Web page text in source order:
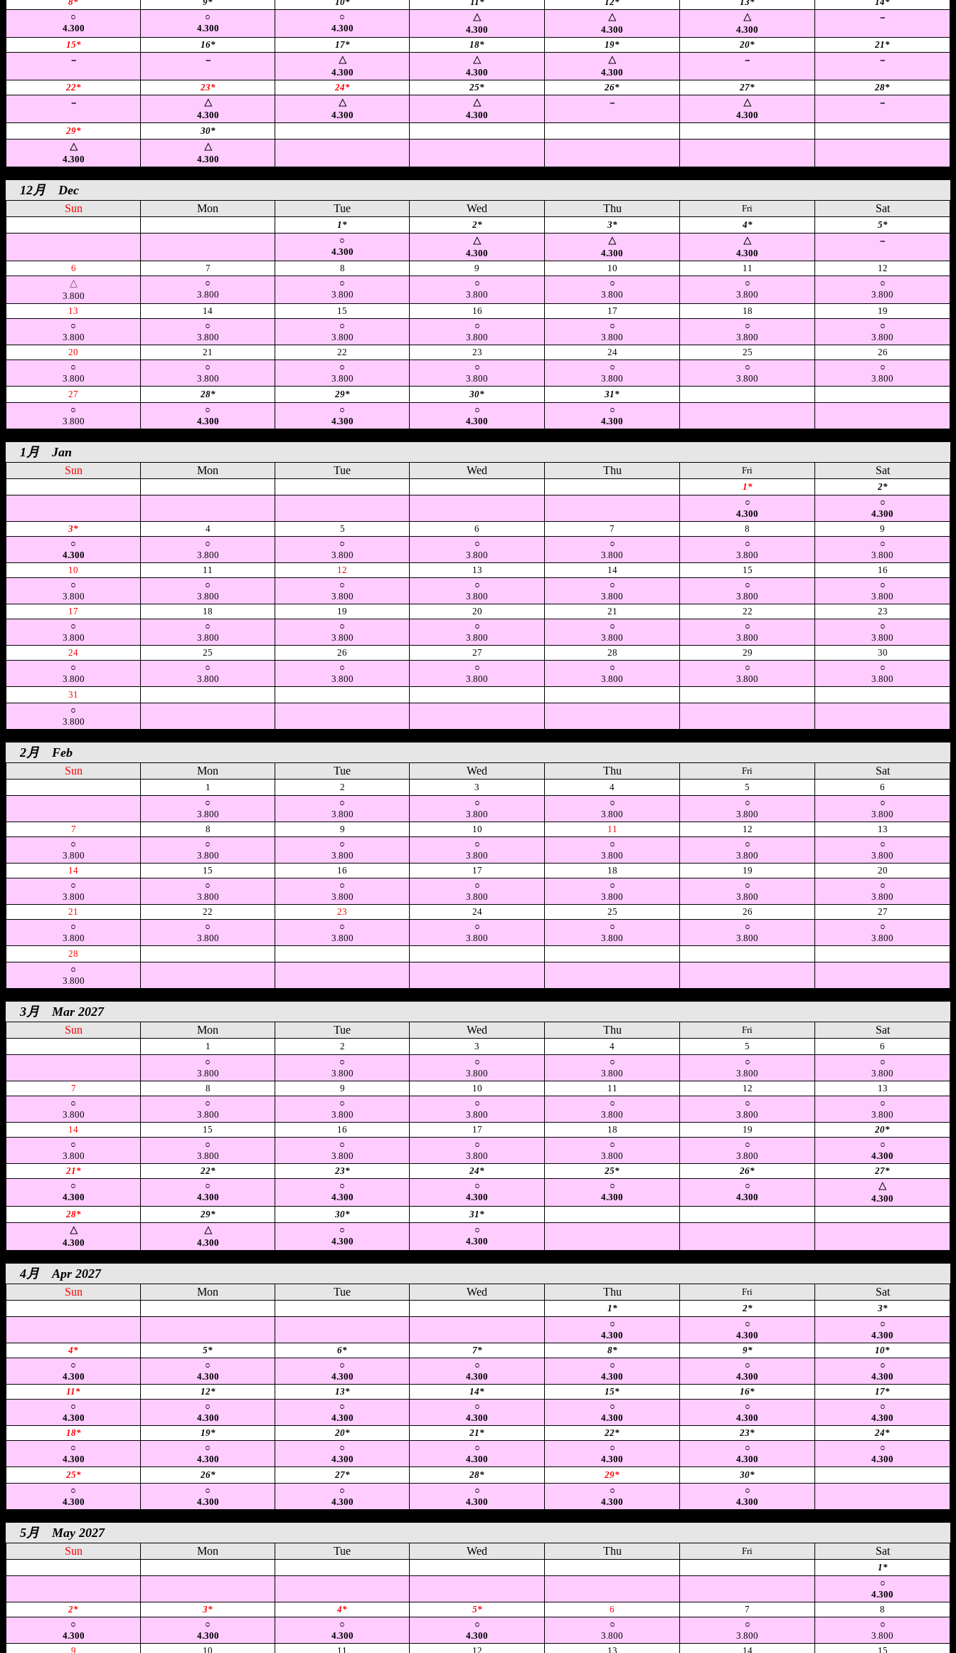
○
4.300
○
4.300
○
4.300
△
4.300
△
4.300
△
4.300
－
15* 16* 17* 18* 19* 20*
21*
－
－
△
4.300
△
4.300
△
4.300
－ －
22* 23* 24* 25* 26* 27*
28*
－
△
4.300
△
4.300
△
4.300
－
△
4.300
－
29* 30*
△
4.300
△
4.300
12月 Dec
Sun Mon Tue Wed Thu Fri Sat
1* 2* 3* 4*
5*
○
4.300
△
4.300
△
4.300
△
4.300
－
6 7 8 9 10 11
12
△
3.800
○
3.800
○
3.800
○
3.800
○
3.800
○
3.800
○
3.800
13
14 15 16 17 18
19
○
3.800
○
3.800
○
3.800
○
3.800
○
3.800
○
3.800
○
3.800
20
21 22 23 24 25
26
○
3.800
○
3.800
○
3.800
○
3.800
○
3.800
○
3.800
○
3.800
27
28* 29* 30* 31*
○
3.800
○
4.300
○
4.300
○
4.300
○
4.300
1月 Jan
Sun Mon Tue Wed Thu Fri Sat
1*
2*
○
4.300
○
4.300
3*
4 5 6 7 8
9
○
4.300
○
3.800
○
3.800
○
3.800
○
3.800
○
3.800
○
3.800
10
11 12 13 14 15
16
○
3.800
○
3.800
○
3.800
○
3.800
○
3.800
○
3.800
○
3.800
17
18 19 20 21 22
23
○
3.800
○
3.800
○
3.800
○
3.800
○
3.800
○
3.800
○
3.800
24
25 26 27 28 29
30
○
3.800
○
3.800
○
3.800
○
3.800
○
3.800
○
3.800
○
3.800
31
○
3.800
2月 Feb
Sun Mon Tue Wed Thu Fri Sat
1 2 3 4 5
6
○
3.800
○
3.800
○
3.800
○
3.800
○
3.800
○
3.800
7
8 9 10 11 12
13
○
3.800
○
3.800
○
3.800
○
3.800
○
3.800
○
3.800
○
3.800
14
15 16 17 18 19
20
○
3.800
○
3.800
○
3.800
○
3.800
○
3.800
○
3.800
○
3.800
21
22 23 24 25 26
27
○
3.800
○
3.800
○
3.800
○
3.800
○
3.800
○
3.800
○
3.800
28
○
3.800
3月 Mar 2027
Sun Mon Tue Wed Thu Fri Sat
1 2 3 4 5
6
○
3.800
○
3.800
○
3.800
○
3.800
○
3.800
○
3.800
7
8 9 10 11 12
13
○
3.800
○
3.800
○
3.800
○
3.800
○
3.800
○
3.800
○
3.800
14
15 16 17 18 19
20*
○
3.800
○
3.800
○
3.800
○
3.800
○
3.800
○
3.800
○
4.300
21*
22* 23* 24* 25* 26*
27*
○
4.300
○
4.300
○
4.300
○
4.300
○
4.300
○
4.300
△
4.300
28*
29* 30* 31*
△
4.300
△
4.300
○
4.300
○
4.300
4月 Apr 2027
Sun Mon Tue Wed Thu Fri Sat
1* 2*
3*
○
4.300
○
4.300
○
4.300
4*
5* 6* 7* 8* 9*
10*
○
4.300
○
4.300
○
4.300
○
4.300
○
4.300
○
4.300
○
4.300
11*
12* 13* 14* 15* 16*
17*
○
4.300
○
4.300
○
4.300
○
4.300
○
4.300
○
4.300
○
4.300
18*
19* 20* 21* 22* 23*
24*
○
4.300
○
4.300
○
4.300
○
4.300
○
4.300
○
4.300
○
4.300
25*
26* 27* 28* 29* 30*
○
4.300
○
4.300
○
4.300
○
4.300
○
4.300
○
4.300
5月 May 2027
Sun Mon Tue Wed Thu Fri Sat
1*
○
4.300
2*
3* 4* 5* 6 7
8
○
4.300
○
4.300
○
4.300
○
4.300
○
3.800
○
3.800
○
3.800
9
10 11 12 13 14 15